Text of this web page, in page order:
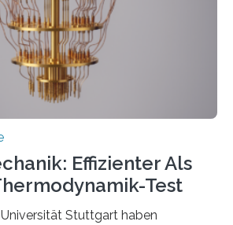
hat. Doch nun hat eine
um den
Effizienter Als
Test
Stuttgart haben